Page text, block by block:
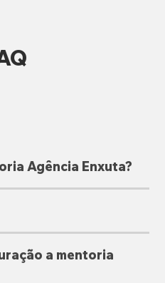
Agência Enxuta?
a mentoria